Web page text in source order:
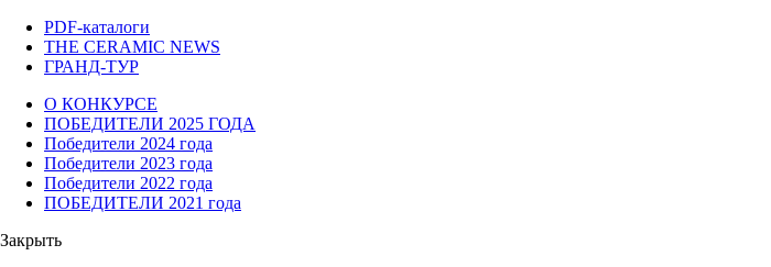
PDF-каталоги
THE CERAMIC NEWS
ГРАНД-ТУР
О КОНКУРСЕ
ПОБЕДИТЕЛИ 2025 ГОДА
Победители 2024 года
Победители 2023 года
Победители 2022 года
ПОБЕДИТЕЛИ 2021 года
Закрыть